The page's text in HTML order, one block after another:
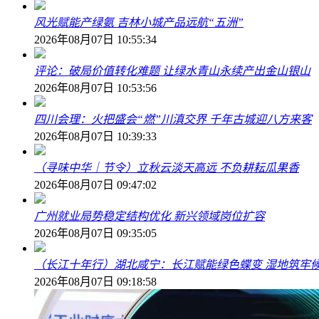
风光赋能产绿氨 吉林小城产品远航“五洲”
2026年08月07日 10:55:34
评论：破局价值转化难题 让绿水青山永续产出金山银山
2026年08月07日 10:53:56
四川会理：火把盛会“燃”川滇交界 千年古城迎八方来客
2026年08月07日 10:39:33
（寻味中华｜节令）立秋云淡天高远 不负耕耘瓜果香
2026年08月07日 09:47:02
广州就业局势稳定结构优化 新兴领域岗位扩容
2026年08月07日 09:35:05
（长江十年行）湖北咸宁：长江赋能绿色蝶变 湿地筑牢
2026年08月07日 09:18:58